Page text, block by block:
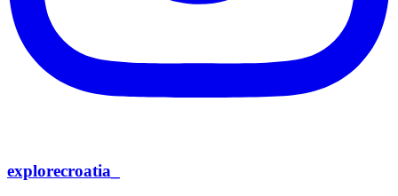
explorecroatia_